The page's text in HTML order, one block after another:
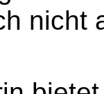
nicht